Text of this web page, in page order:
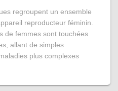
regroupent un ensemble
reproducteur féminin.
de femmes sont touchées
allant de simples
plus complexes